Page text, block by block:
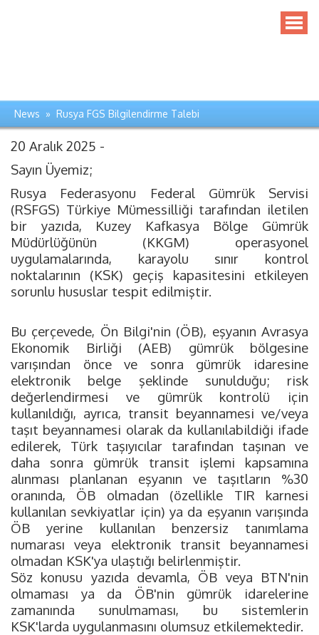
News » Rusya FGS Bilgilendirme Talebi
20 Aralık 2025 -
Sayın Üyemiz;
Rusya Federasyonu Federal Gümrük Servisi
(RSFGS) Türkiye Mümessilliği tarafından iletilen
bir yazıda, Kuzey Kafkasya Bölge Gümrük
Müdürlüğünün (KKGM) operasyonel
uygulamalarında, karayolu sınır kontrol
noktalarının (KSK) geçiş kapasitesini etkileyen
sorunlu hususlar tespit edilmiştir.
Bu çerçevede, Ön Bilgi'nin (ÖB), eşyanın Avrasya
Ekonomik Birliği (AEB) gümrük bölgesine
varışından önce ve sonra gümrük idaresine
elektronik belge şeklinde sunulduğu; risk
değerlendirmesi ve gümrük kontrolü için
kullanıldığı, ayrıca, transit beyannamesi ve/veya
taşıt beyannamesi olarak da kullanılabildiği ifade
edilerek, Türk taşıyıcılar tarafından taşınan ve
daha sonra gümrük transit işlemi kapsamına
alınması planlanan eşyanın ve taşıtların %30
oranında, ÖB olmadan (özellikle TIR karnesi
kullanılan sevkiyatlar için) ya da eşyanın varışında
ÖB yerine kullanılan benzersiz tanımlama
numarası veya elektronik transit beyannamesi
olmadan KSK'ya ulaştığı belirlenmiştir.
Söz konusu yazıda devamla, ÖB veya BTN'nin
olmaması ya da ÖB'nin gümrük idarelerine
zamanında sunulmaması, bu sistemlerin
KSK'larda uygulanmasını olumsuz etkilemektedir.